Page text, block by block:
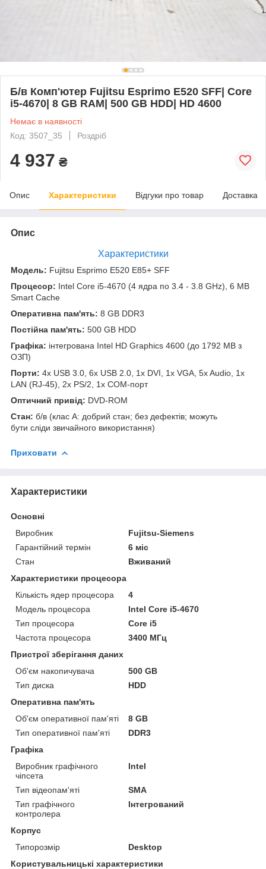
Б/в Комп'ютер Fujitsu Esprimo E520 SFF| Core
i5-4670| 8 GB RAM| 500 GB HDD| HD 4600
Немає в наявності
Код: 3507_35
Роздріб
4 937 ₴
Опис Характеристики Відгуки про товар Доставка
Опис
Характеристики
Модель: Fujitsu Esprimo E520 E85+ SFF
Процесор: Intel Core i5-4670 (4 ядра по 3.4 - 3.8 GHz), 6 MB
Smart Cache
Оперативна пам'ять: 8 GB DDR3
Постійна пам'ять: 500 GB HDD
Графіка: інтегрована Intel HD Graphics 4600 (до 1792 MB з
ОЗП)
Порти: 4x USB 3.0, 6x USB 2.0, 1x DVI, 1x VGA, 5x Audio, 1x
LAN (RJ-45), 2x PS/2, 1x COM-порт
Оптичний привід: DVD-ROM
Стан: б/в (клас А: добрий стан; без дефектів; можуть
бути сліди звичайного використання)
Приховати
Характеристики
Основні
Виробник
Fujitsu-Siemens
Гарантійний термін
6 міс
Стан
Вживаний
Характеристики процесора
Кількість ядер процесора
4
Модель процесора
Intel Core i5-4670
Тип процесора
Core i5
Частота процесора
3400 МГц
Пристрої зберігання даних
Об'єм накопичувача
500 GB
Тип диска
HDD
Оперативна пам'ять
Об'єм оперативної пам'яті
8 GB
Тип оперативної пам'яті
DDR3
Графіка
Виробник графічного
чіпсета
Intel
Тип відеопам'яті
SMA
Тип графічного
контролера
Інтегрований
Корпус
Типорозмір
Desktop
Користувальницькі характеристики